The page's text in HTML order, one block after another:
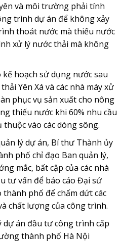
và môi trường phải tính
trình dự án để không xảy
thoát nước mà thiếu nước
xử lý nước thải mà không
hoạch sử dụng nước sau
Yên Xá và các nhà máy xử
phục vụ sản xuất cho nông
thiếu nước khi 60% nhu cầu
vào các dòng sông.
lý dự án, Bí thư Thành ủy
phố chỉ đạo Ban quản lý,
mắc, bất cập của các nhà
tư vấn để báo cáo Đại sứ
phố để chấm dứt các
chất lượng của công trình.
dự án đầu tư công trình cấp
thành phố Hà Nội